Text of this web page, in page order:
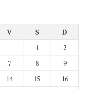
V S
D
1
2
7 8
9
14 15
16